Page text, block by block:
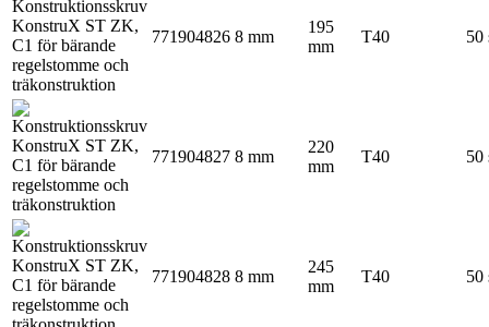
771904826 8 mm
195
mm
T40 50
771904827 8 mm
220
mm
T40 50
771904828 8 mm
245
mm
T40 50